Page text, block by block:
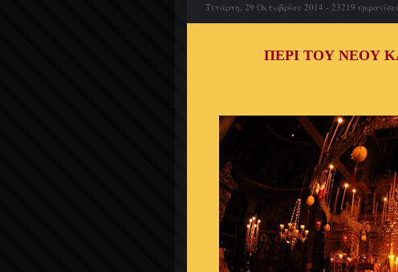
Τετάρτη, 29 Οκτωβρίου 2014 - 23219
ΠΕΡΙ ΤΟΥ ΝΕΟΥ